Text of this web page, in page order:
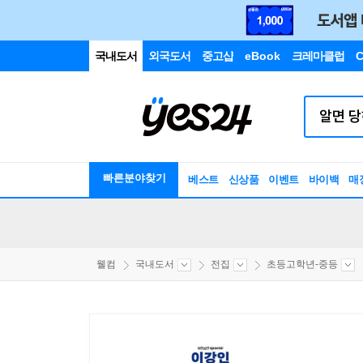
국내도서 외국도서 중고샵 eBook 크레마클럽
빠른분야찾기 베스트 신상품 이벤트 바이백 매
웰컴 국내도서 전집 초등고학년-중등